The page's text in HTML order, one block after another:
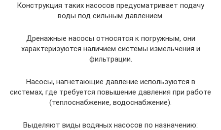
Конструкция таких насосов предусматривает подачу
воды под сильным давлением.
Дренажные насосы относятся к погружным, они
характеризуются наличием системы измельчения и
фильтрации.
Насосы, нагнетающие давление используются в
системах, где требуется повышение давления при работе
(теплоснабжение, водоснабжение).
Выделяют виды водяных насосов по назначению: